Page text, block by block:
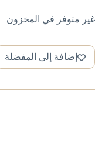
غير متوفر في المخزون
إضافة إلى المفضلة